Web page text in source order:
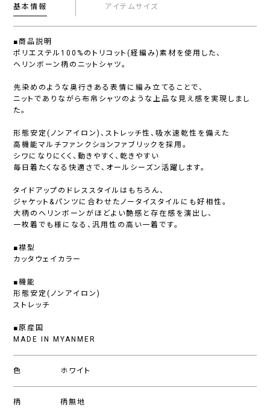
基本情報 アイテムサイズ
■商品説明
ポリエステル100%のトリコット(経編み)素材を使用した、
ヘリンボーン柄のニットシャツ。
先染めのような奥行きある表情に編み立てることで、
ニットでありながら布帛シャツのような上品な見え感を実現しまし
た。
形態安定(ノンアイロン)、ストレッチ性、吸水速乾性を備えた
高機能マルチファンクションファブリックを採用。
シワになりにくく、動きやすく、乾きやすい――
毎日着たくなる快適さで、オールシーズン活躍します。
タイドアップのドレススタイルはもちろん、
ジャケット&パンツに合わせたノータイスタイルにも好相性。
大柄のヘリンボーンがほどよい艶感と存在感を演出し、
一枚着でも様になる、汎用性の高い一着です。
■襟型
カッタウェイカラー
■機能
形態安定(ノンアイロン)
ストレッチ
■原産国
MADE IN MYANMER
色 ホワイト
柄 柄無地